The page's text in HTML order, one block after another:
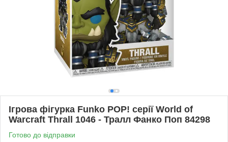
Ігрова фігурка Funko POP! серії World of
Warcraft Thrall 1046 - Тралл Фанко Поп 84298
Готово до відправки